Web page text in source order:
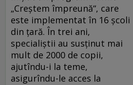
„Creştem împreună“, care
este implementat în 16 şcoli
din ţară. În trei ani,
specialiştii au susţinut mai
mult de 2000 de copii,
ajutîndu-i la teme,
asigurîndu-le acces la